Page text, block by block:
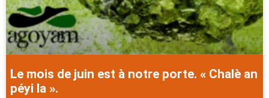
Le mois de juin est à notre porte. « Chalè an
péyi la ».